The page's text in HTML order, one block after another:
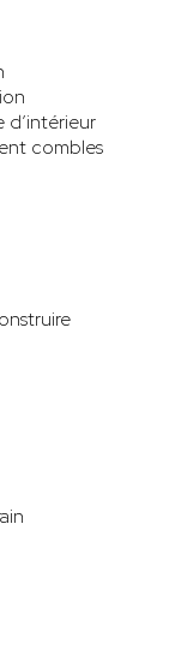
d’intérieur
combles